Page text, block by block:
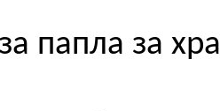
папла за